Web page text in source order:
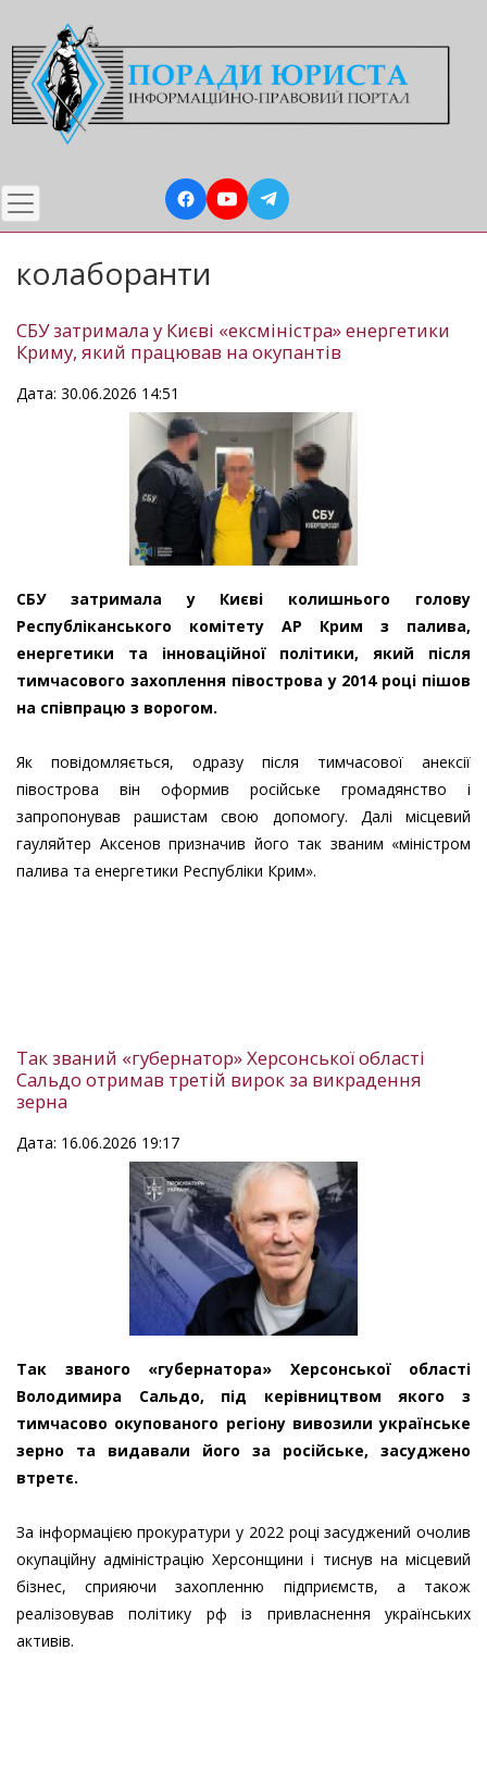
до
основного
вмісту
колаборанти
СБУ затримала у Києві «ексміністра» енергетики
Криму, який працював на окупантів
Дата: 30.06.2026 14:51
СБУ затримала у Києві колишнього голову
Республіканського комітету АР Крим з палива,
енергетики та інноваційної політики, який після
тимчасового захоплення півострова у 2014 році пішов
на співпрацю з ворогом.
Як повідомляється, одразу після тимчасової анексії
півострова він оформив російське громадянство і
запропонував рашистам свою допомогу. Далі місцевий
гауляйтер Аксенов призначив його так званим «міністром
палива та енергетики Республіки Крим».
Так званий «губернатор» Херсонської області
Сальдо отримав третій вирок за викрадення
зерна
Дата: 16.06.2026 19:17
Так званого «губернатора» Херсонської області
Володимира Сальдо, під керівництвом якого з
тимчасово окупованого регіону вивозили українське
зерно та видавали його за російське, засуджено
втретє.
За інформацією прокуратури у 2022 році засуджений очолив
окупаційну адміністрацію Херсонщини і тиснув на місцевий
бізнес, сприяючи захопленню підприємств, а також
реалізовував політику рф із привласнення українських
активів.